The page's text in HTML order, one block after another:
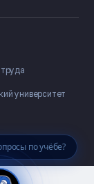
по учёбе?
университет